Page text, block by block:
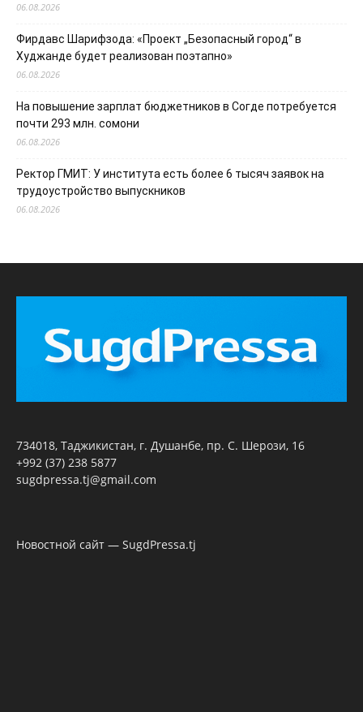
06.08.2026
Фирдавс Шарифзода: «Проект „Безопасный город“ в
Худжанде будет реализован поэтапно»
06.08.2026
На повышение зарплат бюджетников в Согде потребуется
почти 293 млн. сомони
06.08.2026
Ректор ГМИТ: У института есть более 6 тысяч заявок на
трудоустройство выпускников
06.08.2026
734018, Таджикистан, г. Душанбе, пр. С. Шерози, 16
+992 (37) 238 5877
sugdpressa.tj@gmail.com
Новостной сайт — SugdPressa.tj